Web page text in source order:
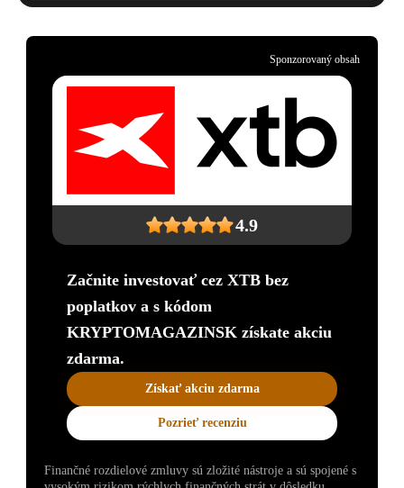
4.9
Začnite investovať cez XTB bez
poplatkov a s kódom
KRYPTOMAGAZINSK získate akciu
zdarma.
Získať akciu zdarma
Pozrieť recenziu
Sponzorovaný obsah
Finančné rozdielové zmluvy sú zložité nástroje a sú spojené s